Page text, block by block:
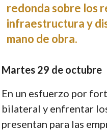
redonda sobre los
infraestructura y
mano de obra.
Martes 29 de octubre
En un esfuerzo por
bilateral y enfrentar
presentan para las